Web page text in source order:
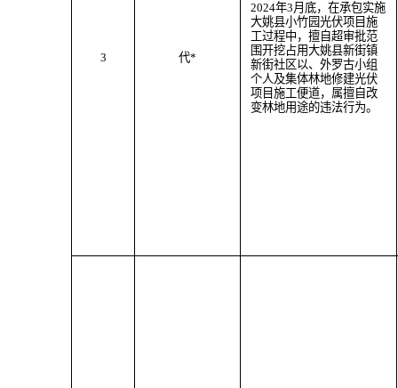
3 代*
2024年3月 底， 在承包实施
大姚县小竹园光伏项目施
工过程中， 擅自超审批范
围开挖占用大姚县新街镇
新街社区以、外罗古小组
个人及集体林地修建光伏
项目施工便道，属擅自改
变林地用途的违法行为。